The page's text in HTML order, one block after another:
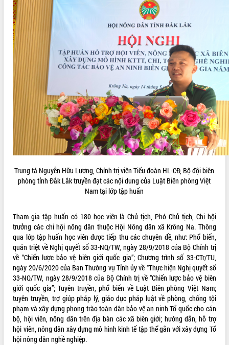
Trung tá Nguyễn Hữu Lương, Chính trị viên Tiểu đoàn HL-CĐ, Bộ đội biên
phòng tỉnh Đắk Lắk truyền đạt các nội dung của Luật Biên phòng Việt
Nam tại lớp tập huấn
Tham gia tập huấn có 180 học viên là Chủ tịch, Phó Chủ tịch, Chi hội
trưởng các chi hội nông dân thuộc Hội Nông dân xã Krông Na. Thông
qua lớp tập huấn học viên được tiếp thu các chuyên đề, như: Phổ biến,
quán triệt về Nghị quyết số 33-NQ/TW, ngày 28/9/2018 của Bộ Chính trị
về “Chiến lược bảo vệ biên giới quốc gia”; Chương trình số 33-CTr/TU,
ngày 20/6/2020 của Ban Thường vụ Tỉnh ủy về “Thực hiện Nghị quyết số
33-NQ/TW, ngày 28/9/2018 của Bộ Chính trị về “Chiến lược bảo vệ biên
giới quốc gia”; Tuyên truyền, phổ biến về Luật Biên phòng Việt Nam;
tuyên truyền, trợ giúp pháp lý, giáo dục pháp luật về phòng, chống tội
phạm và xây dựng phong trào toàn dân bảo vệ an ninh Tổ quốc cho cán
bộ, hội viên, nông dân trên địa bàn các xã biên giới; hướng dẫn, hỗ trợ
hội viên, nông dân xây dựng mô hình kinh tế tập thể gắn với xây dựng Tổ
hội nông dân nghề nghiệp.